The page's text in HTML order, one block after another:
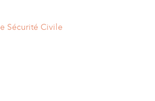
Sécurité Civile